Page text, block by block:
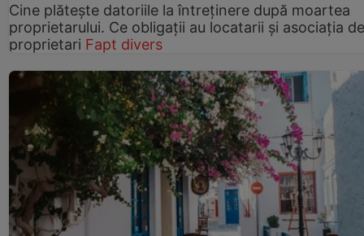
Cine plătește datoriile la întreținere după moartea
proprietarului. Ce obligații au locatarii și asociația de
proprietari Fapt divers